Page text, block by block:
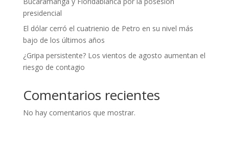
presidencial
El dólar cerró el cuatrienio de Petro en su nivel más
bajo de los últimos años
¿Gripa persistente? Los vientos de agosto aumentan el
riesgo de contagio
Comentarios recientes
No hay comentarios que mostrar.